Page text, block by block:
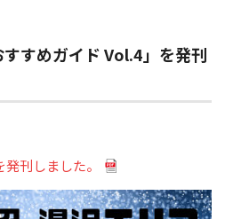
すめガイド Vol.4」を発刊
刊しました。